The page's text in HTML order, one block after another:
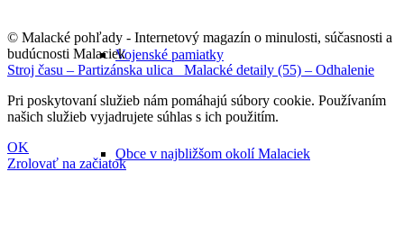
Vojenské pamiatky
Obce v najbližšom okolí Malaciek
© Malacké pohľady - Internetový magazín o minulosti, súčasnosti a
budúcnosti Malaciek
Stroj času – Partizánska ulica
Malacké detaily (55) – Odhalenie
Pri poskytovaní služieb nám pomáhajú súbory cookie. Používaním
našich služieb vyjadrujete súhlas s ich použitím.
OK
Zrolovať na začiatok